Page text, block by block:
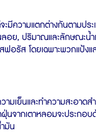
วามแตกต่างกันตามประ
, ปริมาณและลักษณะน้ำ
รัส โดยเฉพาะพวกแป้งแล
ย็นและทำความสะอาดส
นจากเตาหลอมจะประกอ
มัน